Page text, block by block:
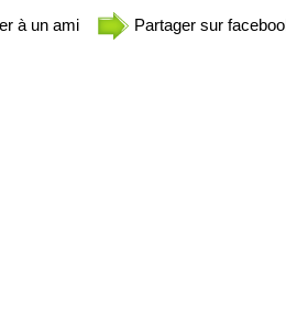
à un ami Partager sur